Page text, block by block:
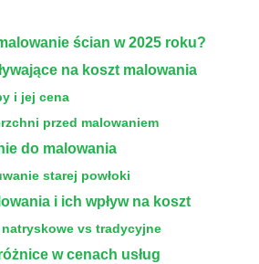
ścian w 2025 roku?
na koszt malowania
i jej cena
przed malowaniem
do malowania
starej powłoki
i ich wpływ na koszt
natryskowe vs tradycyjne
w cenach usług